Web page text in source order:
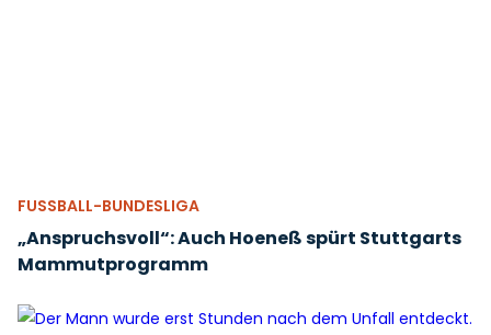
FUSSBALL-BUNDESLIGA
„Anspruchsvoll“: Auch Hoeneß spürt Stuttgarts
Mammutprogramm